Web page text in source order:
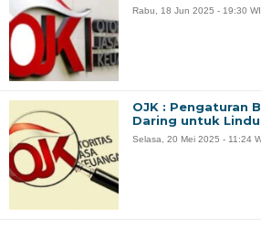
Rabu, 18 Jun 2025 - 19:30
OJK : Pengaturan
Daring untuk
Selasa, 20 Mei 2025 - 11:24